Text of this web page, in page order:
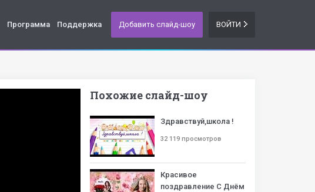
Программа Поддержка Добавить слайд-шоу ВОЙТИ
Похожие слайд-шоу
Здравствуй,школа !
32 119 просмотров
Красивое
поздравление С Днём